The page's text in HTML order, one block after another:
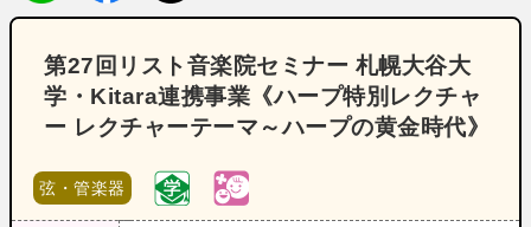
第27回リスト音楽院セミナー 札幌大谷大
学・Kitara連携事業《ハープ特別レクチャ
ー レクチャーテーマ～ハープの黄金時代》
弦・管楽器